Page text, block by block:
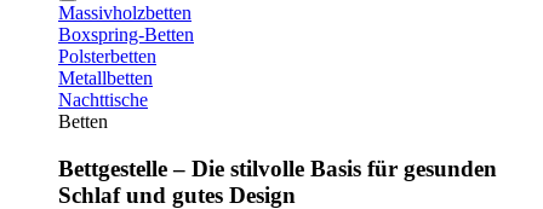
Massivholzbetten
Boxspring-Betten
Polsterbetten
Metallbetten
Nachttische
Betten
Bettgestelle – Die stilvolle Basis für gesunden
Schlaf und gutes Design